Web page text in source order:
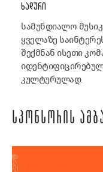
ᲮᲐᲓᲣᲠᲘ
სამუნდიალო
ყველაზე
შექმნან ისეთი
კულტურულად.
ᲡᲞᲝᲜᲡᲝᲠᲘᲡ